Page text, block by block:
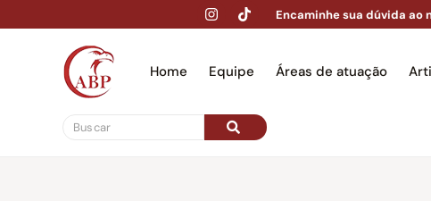
Encaminhe sua dúvida ao
Home Equipe Áreas de atuação